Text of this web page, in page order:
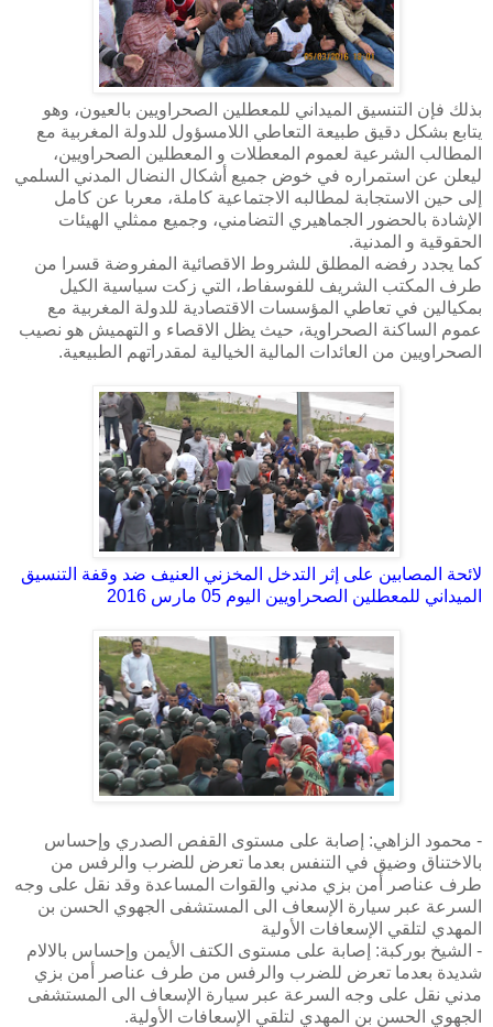
بذلك فإن التنسيق الميداني للمعطلين الصحراويين بالعيون، وهو
يتابع بشكل دقيق طبيعة التعاطي اللامسؤول للدولة المغربية مع
المطالب الشرعية لعموم المعطلات و المعطلين الصحراويين،
ليعلن عن استمراره في خوض جميع أشكال النضال المدني السلمي
إلى حين الاستجابة لمطالبه الاجتماعية كاملة، معربا عن كامل
الإشادة بالحضور الجماهيري التضامني، وجميع ممثلي الهيئات
الحقوقية و المدنية.
كما يجدد رفضه المطلق للشروط الاقصائية المفروضة قسرا من
طرف المكتب الشريف للفوسفاط، التي زكت سياسية الكيل
بمكيالين في تعاطي المؤسسات الاقتصادية للدولة المغربية مع
عموم الساكنة الصحراوية، حيث يظل الاقصاء و التهميش هو نصيب
الصحراويين من العائدات المالية الخيالية لمقدراتهم الطبيعية.
لائحة المصابين على إثر التدخل المخزني العنيف ضد وقفة التنسيق
الميداني للمعطلين الصحراويين اليوم 05 مارس
2016
- محمود الزاهي: إصابة على مستوى القفص الصدري وإحساس
بالاختناق وضيق في التنفس بعدما تعرض للضرب والرفس من
طرف عناصر أمن بزي مدني والقوات المساعدة وقد نقل على وجه
السرعة عبر سيارة الإسعاف الى المستشفى الجهوي الحسن بن
المهدي لتلقي الإسعافات الأولية
- الشيخ بوركبة: إصابة على مستوى الكتف الأيمن وإحساس بالالام
شديدة بعدما تعرض للضرب والرفس من طرف عناصر أمن بزي
مدني نقل على وجه السرعة عبر سيارة الإسعاف الى المستشفى
الجهوي الحسن بن المهدي لتلقي الإسعافات الأولية.